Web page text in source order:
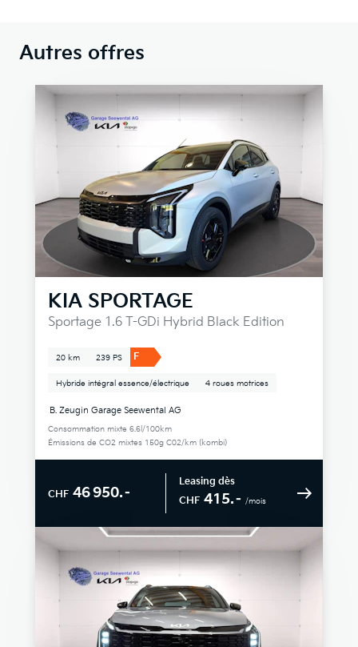
Autres offres
KIA SPORTAGE
Sportage 1.6 T-GDi Hybrid Black Edition
20 km 239 PS F
Hybride intégral essence/électrique 4 roues motrices
B. Zeugin Garage Seewental AG
Consommation mixte 6.6l/100km
Émissions de CO2 mixtes 150g C02/km (kombi)
CHF 46 950.–
Leasing dès
CHF 415.– /mois